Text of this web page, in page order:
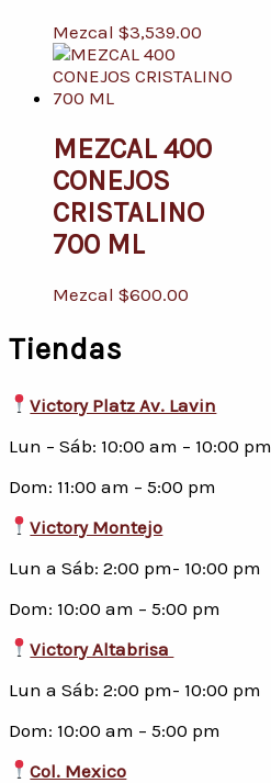
Mezcal $3,539.00
MEZCAL 400
CONEJOS
CRISTALINO
700 ML
Mezcal $600.00
Tiendas
Victory Platz Av. Lavin
Lun – Sáb: 10:00 am – 10:00 pm
Dom: 11:00 am – 5:00 pm
Victory Montejo
Lun a Sáb: 2:00 pm- 10:00 pm
Dom: 10:00 am – 5:00 pm
Victory Altabrisa
Lun a Sáb: 2:00 pm- 10:00 pm
Dom: 10:00 am – 5:00 pm
Col. Mexico